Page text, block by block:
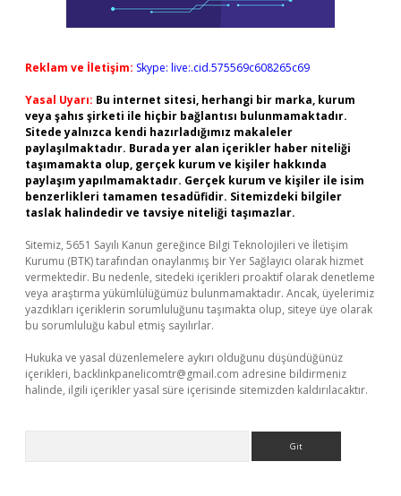
Reklam ve İletişim: Skype: live:.cid.575569c608265c69
Yasal Uyarı: Bu internet sitesi, herhangi bir marka, kurum
veya şahıs şirketi ile hiçbir bağlantısı bulunmamaktadır.
Sitede yalnızca kendi hazırladığımız makaleler
paylaşılmaktadır. Burada yer alan içerikler haber niteliği
taşımamakta olup, gerçek kurum ve kişiler hakkında
paylaşım yapılmamaktadır. Gerçek kurum ve kişiler ile isim
benzerlikleri tamamen tesadüfidir. Sitemizdeki bilgiler
taslak halindedir ve tavsiye niteliği taşımazlar.
Sitemiz, 5651 Sayılı Kanun gereğince Bilgi Teknolojileri ve İletişim
Kurumu (BTK) tarafından onaylanmış bir Yer Sağlayıcı olarak hizmet
vermektedir. Bu nedenle, sitedeki içerikleri proaktif olarak denetleme
veya araştırma yükümlülüğümüz bulunmamaktadır. Ancak, üyelerimiz
yazdıkları içeriklerin sorumluluğunu taşımakta olup, siteye üye olarak
bu sorumluluğu kabul etmiş sayılırlar.
Hukuka ve yasal düzenlemelere aykırı olduğunu düşündüğünüz
içerikleri, backlinkpanelicomtr@gmail.com adresine bildirmeniz
halinde, ilgili içerikler yasal süre içerisinde sitemizden kaldırılacaktır.